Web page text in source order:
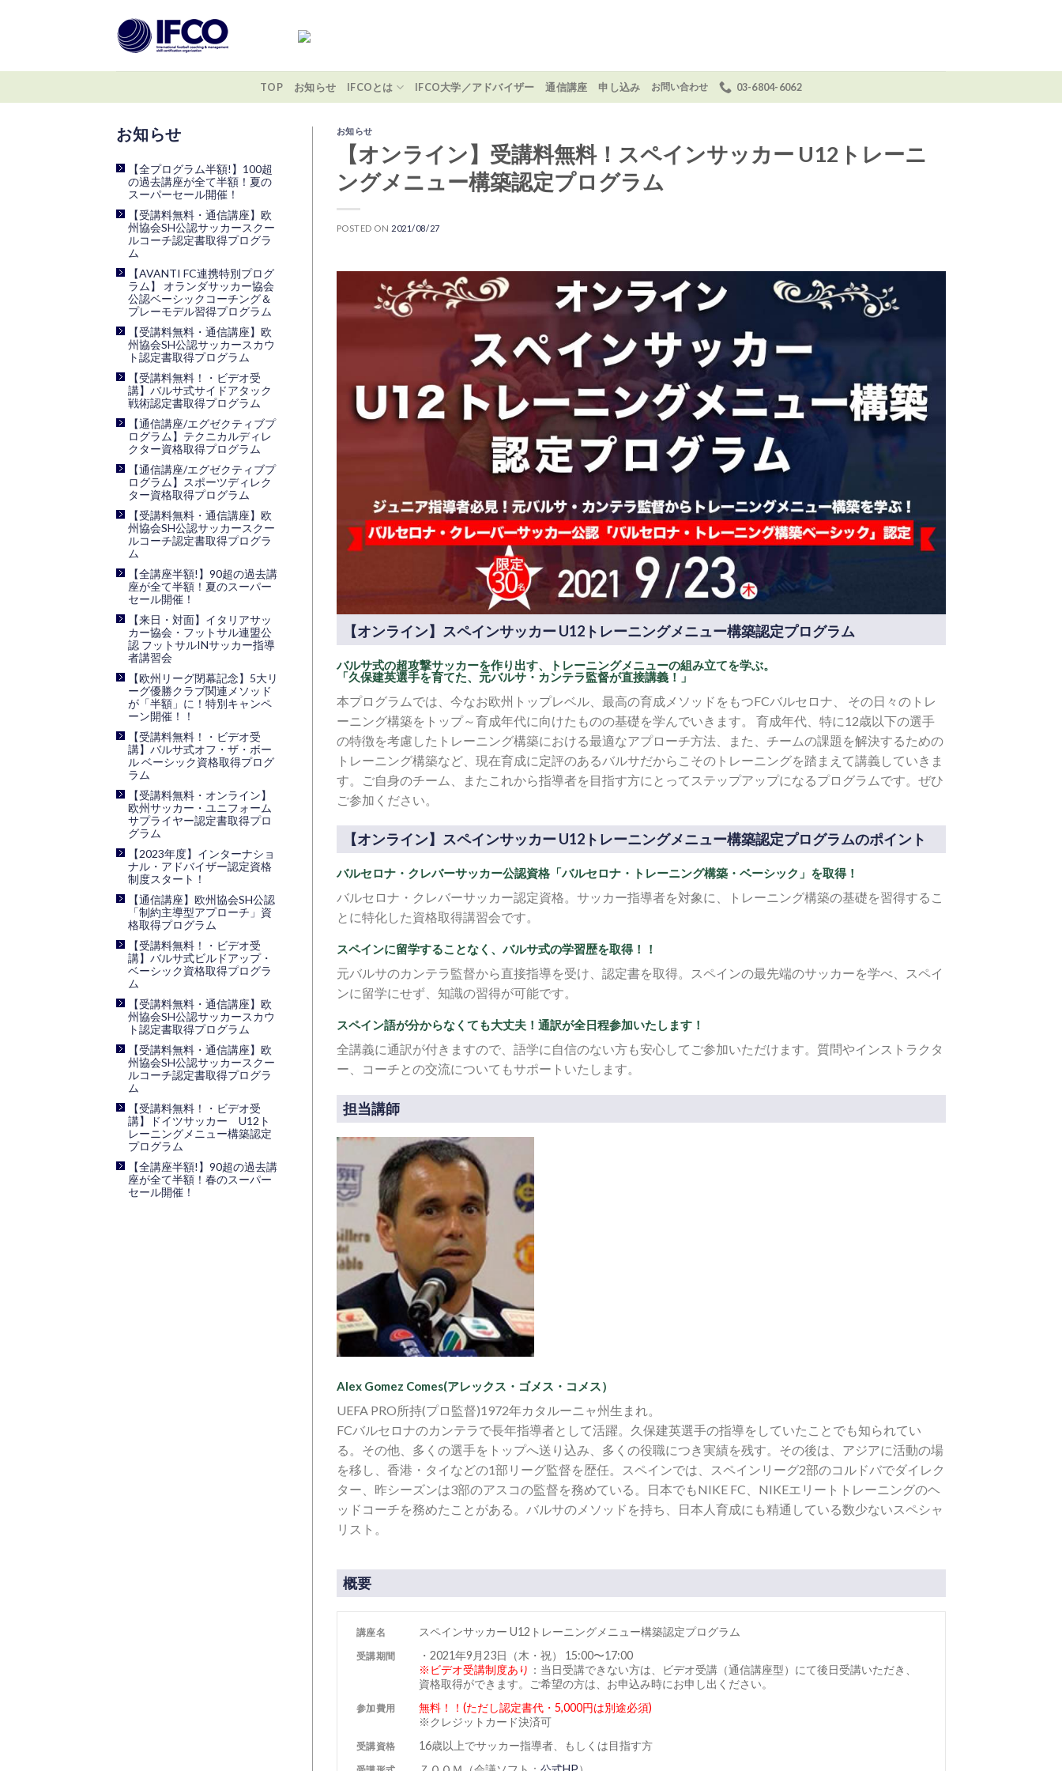
TOP お知らせ IFCOとは IFCO大学／アドバイザー 通信講座 申し込み お問い合わせ 03-6804-6062
【全プログラム半額!】100超
の過去講座が全て半額！夏の
スーパーセール開催！
【受講料無料・通信講座】欧
州協会SH公認サッカースクー
ルコーチ認定書取得プログラ
ム
【AVANTI FC連携特別プログ
ラム】 オランダサッカー協会
公認ベーシックコーチング＆
プレーモデル習得プログラム
【受講料無料・通信講座】欧
州協会SH公認サッカースカウ
ト認定書取得プログラム
【受講料無料！・ビデオ受
講】バルサ式サイドアタック
戦術認定書取得プログラム
【通信講座/エグゼクティブプ
ログラム】テクニカルディレ
クター資格取得プログラム
【通信講座/エグゼクティブプ
ログラム】スポーツディレク
ター資格取得プログラム
【受講料無料・通信講座】欧
州協会SH公認サッカースクー
ルコーチ認定書取得プログラ
ム
【全講座半額!】90超の過去講
座が全て半額！夏のスーパー
セール開催！
【来日・対面】イタリアサッ
カー協会・フットサル連盟公
認 フットサルINサッカー指導
者講習会
【欧州リーグ閉幕記念】5大リ
ーグ優勝クラブ関連メソッド
が「半額」に！特別キャンペ
ーン開催！！
【受講料無料！・ビデオ受
講】バルサ式オフ・ザ・ボー
ル ベーシック資格取得プログ
ラム
【受講料無料・オンライン】
欧州サッカー・ユニフォーム
サプライヤー認定書取得プロ
グラム
【2023年度】インターナショ
ナル・アドバイザー認定資格
制度スタート！
【通信講座】欧州協会SH公認
「制約主導型アプローチ」資
格取得プログラム
【受講料無料！・ビデオ受
講】バルサ式ビルドアップ・
ベーシック資格取得プログラ
ム
【受講料無料・通信講座】欧
州協会SH公認サッカースカウ
ト認定書取得プログラム
【受講料無料・通信講座】欧
州協会SH公認サッカースクー
ルコーチ認定書取得プログラ
ム
【受講料無料！・ビデオ受
講】ドイツサッカー U12ト
レーニングメニュー構築認定
プログラム
【全講座半額!】90超の過去講
座が全て半額！春のスーパー
セール開催！
お知らせ
【オンライン】受講料無料！スペインサッカー U12トレーニ
ングメニュー構築認定プログラム
POSTED ON 2021/08/27
【オンライン】スペインサッカー U12トレーニングメニュー構築認定プログラム
バルサ式の超攻撃サッカーを作り出す、トレーニングメニューの組み立てを学ぶ。
「久保建英選手を育てた、元バルサ・カンテラ監督が直接講義！」
本プログラムでは、今なお欧州トップレベル、最高の育成メソッドをもつFCバルセロナ、 その日々のトレ
ーニング構築をトップ～育成年代に向けたものの基礎を学んでいきます。 育成年代、特に12歳以下の選手
の特徴を考慮したトレーニング構築における最適なアプローチ方法、また、チームの課題を解決するための
トレーニング構築など、現在育成に定評のあるバルサだからこそのトレーニングを踏まえて講義していきま
す。ご自身のチーム、またこれから指導者を目指す方にとってステップアップになるプログラムです。ぜひ
ご参加ください。
【オンライン】スペインサッカー U12トレーニングメニュー構築認定プログラムのポイント
バルセロナ・クレバーサッカー公認資格「バルセロナ・トレーニング構築・ベーシック」を取得！
バルセロナ・クレバーサッカー認定資格。サッカー指導者を対象に、トレーニング構築の基礎を習得するこ
とに特化した資格取得講習会です。
スペインに留学することなく、バルサ式の学習歴を取得！！
元バルサのカンテラ監督から直接指導を受け、認定書を取得。スペインの最先端のサッカーを学べ、スペイ
ンに留学にせず、知識の習得が可能です。
スペイン語が分からなくても大丈夫！通訳が全日程参加いたします！
全講義に通訳が付きますので、語学に自信のない方も安心してご参加いただけます。質問やインストラクタ
ー、コーチとの交流についてもサポートいたします。
担当講師
Alex Gomez Comes(アレックス・ゴメス・コメス）
UEFA PRO所持(プロ監督)1972年カタルーニャ州生まれ。
FCバルセロナのカンテラで長年指導者として活躍。久保建英選手の指導をしていたことでも知られてい
る。その他、多くの選手をトップへ送り込み、多くの役職につき実績を残す。その後は、アジアに活動の場
を移し、香港・タイなどの1部リーグ監督を歴任。スペインでは、スペインリーグ2部のコルドバでダイレク
ター、昨シーズンは3部のアスコの監督を務めている。日本でもNIKE FC、NIKEエリートトレーニングのヘ
ッドコーチを務めたことがある。バルサのメソッドを持ち、日本人育成にも精通している数少ないスペシャ
リスト。
概要
講座名 スペインサッカー U12トレーニングメニュー構築認定プログラム
受講期間
・2021年9月23日（木・祝） 15:00〜17:00
※ビデオ受講制度あり ：当日受講できない方は、ビデオ受講（通信講座型）にて後日受講いただき、
資格取得ができます。ご希望の方は、お申込み時にお申し出ください。
参加費用
無料！！(ただし認定書代・5,000円は別途必須)
※クレジットカード決済可
受講資格 16歳以上でサッカー指導者、もしくは目指す方